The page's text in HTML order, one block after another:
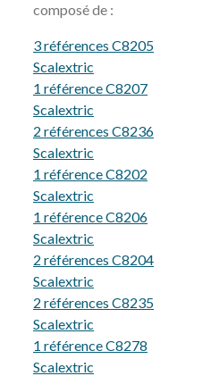
composé de :
3 références C8205
Scalextric
1 référence C8207
Scalextric
2 références C8236
Scalextric
1 référence C8202
Scalextric
1 référence C8206
Scalextric
2 références C8204
Scalextric
2 références C8235
Scalextric
1 référence C8278
Scalextric